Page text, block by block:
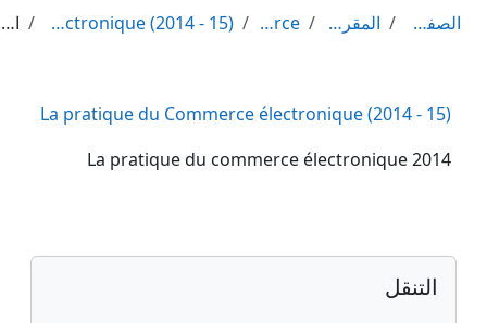
الصفحة الرئيسية المقررات الدراسية E-Commerce
La pratique du Commerce électronique (2014 - 15) الملخص
La pratique du Commerce électronique (2014 - 15)
La pratique du commerce électronique 2014
الكتل
تجاوز التنقل
التنقل